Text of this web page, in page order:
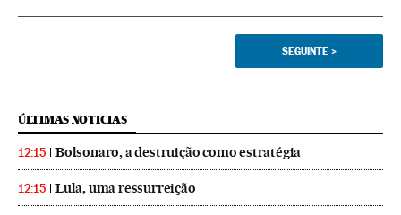
SEGUINTE >
ÚLTIMAS NOTICIAS
12:15 Bolsonaro, a destruição como estratégia
12:15 Lula, uma ressurreição